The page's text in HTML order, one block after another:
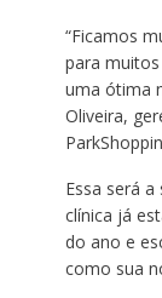
“Ficamos
para
uma ótima
Oliveira,
Essa será a
clínica já
do ano e
como sua